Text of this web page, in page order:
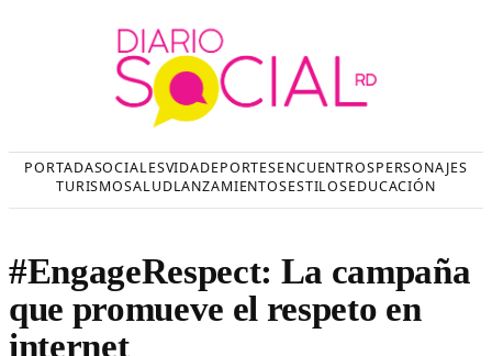
PORTADASOCIALESVIDADEPORTESENCUENTROSPERSONAJES
TURISMOSALUDLANZAMIENTOSESTILOSEDUCACIÓN
#EngageRespect: La campaña
que promueve el respeto en
internet